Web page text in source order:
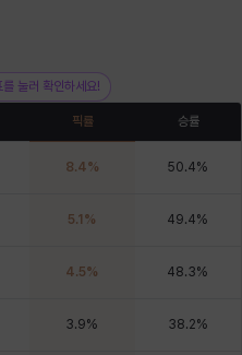
눌러 확인하세요!
픽률 승률
8.4% 50.4%
5.1 % 49.4%
4.5% 48.3%
3.9% 38.2%